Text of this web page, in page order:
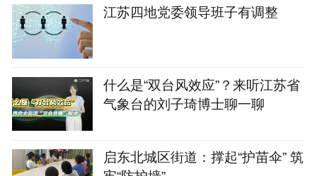
江苏四地党委领导班子有调整
什么是“双台风效应”？来听江苏省
气象台的刘子琦博士聊一聊
启东北城区街道：撑起“护苗伞” 筑